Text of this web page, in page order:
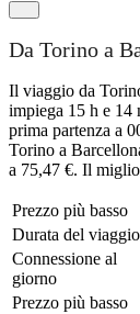
Da Torino a
Il viaggio da
impiega 15 h e 14
prima partenza a
Torino a
a 75,47 €. Il
Prezzo più basso
Durata del viaggio
Connessione al
giorno
Prezzo più basso